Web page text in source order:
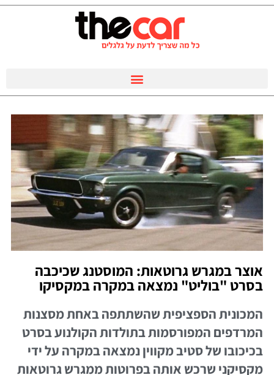
אוצר במגרש גרוטאות: המוסטנג שכיכבה
בסרט "בוליט" נמצאה במקרה במקסיקו
המכונית הספציפית שהשתתפה באחת מסצנות
המרדפים המפורסמות בתולדות הקולנוע בסרט
בכיכובו של סטיב מקווין נמצאה במקרה על ידי
מקסיקני שרכש אותה בפרוטות ממגרש גרוטאות